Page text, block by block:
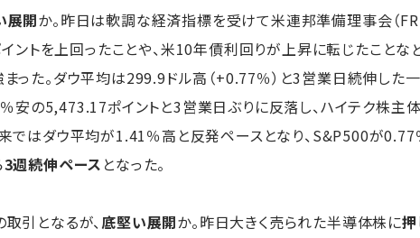
展開か。昨日は軟調な経済指標を受けて米連邦準備理事会（
ントを上回ったことや、米10年債利回りが上昇に転じたこと
った。ダウ平均は299.9ドル高（+0.77％）と3営業日続伸し
安の5,473.17ポイントと3営業日ぶりに反落し、ハイテク株
ではダウ平均が1.41％高と反発ペースとなり、S&P500が0.77
3週続伸ペース となった。
引となるが、 底堅い展開か。昨日大きく売られた半導体株に